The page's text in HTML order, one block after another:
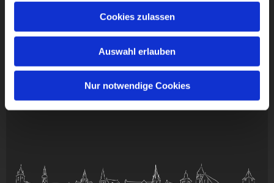
Cookies zulassen
Auswahl erlauben
Nur notwendige Cookies